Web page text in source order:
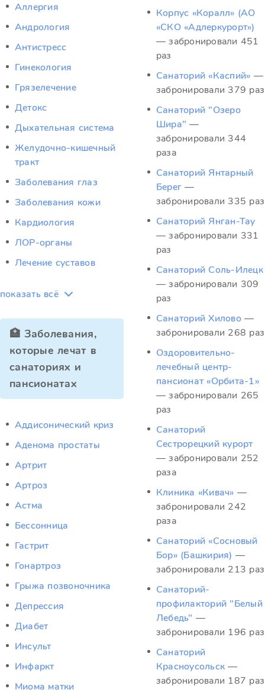
Аллергия
Андрология
Антистресс
Гинекология
Грязелечение
Детокс
Дыхательная система
Желудочно-кишечный
тракт
Заболевания глаз
Заболевания кожи
Кардиология
ЛОР-органы
Лечение суставов
показать всё
🏥 Заболевания,
которые лечат в
санаториях и
пансионатах
Аддисонический криз
Аденома простаты
Артрит
Артроз
Астма
Бессонница
Гастрит
Гонартроз
Грыжа позвоночника
Депрессия
Диабет
Инсульт
Инфаркт
Миома матки
Корпус «Коралл» (АО
«СКО «Адлеркурорт»)
— забронировали 451
раз
Санаторий «Каспий» —
забронировали 379 раз
Санаторий "Озеро
Шира" —
забронировали 344
раза
Санаторий Янтарный
Берег —
забронировали 335 раз
Санаторий Янган-Тау
— забронировали 331
раз
Санаторий Соль-Илецк
— забронировали 309
раз
Санаторий Хилово —
забронировали 268 раз
Оздоровительно-
лечебный центр-
пансионат «Орбита-1»
— забронировали 265
раз
Санаторий
Сестрорецкий курорт
— забронировали 252
раза
Клиника «Кивач» —
забронировали 242
раза
Санаторий «Сосновый
Бор» (Башкирия) —
забронировали 213 раз
Санаторий-
профилакторий "Белый
Лебедь" —
забронировали 196 раз
Санаторий
Красноусольск —
забронировали 187 раз